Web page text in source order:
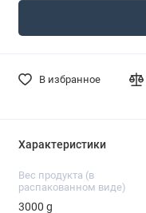
В избранное
Характеристики
Вес продукта (в
распакованном виде)
3000 g